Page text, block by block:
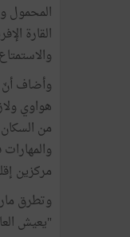
القارة
وأضاف
مركزين
وتطرق
"يعيش